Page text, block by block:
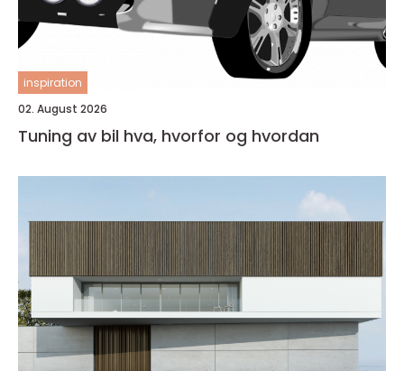
inspiration
02. August 2026
Tuning av bil hva, hvorfor og hvordan